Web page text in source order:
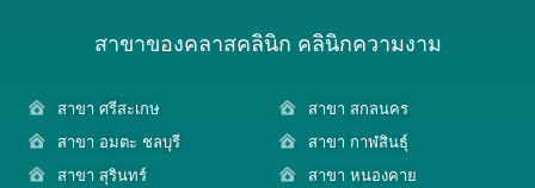
สาขาของคลาสคลินิก คลินิกความงาม
สาขา ศรีสะเกษ
สาขา อมตะ ชลบุรี
สาขา สุรินทร์
สาขา สกลนคร
สาขา กาฬสินธุ์
สาขา หนองคาย